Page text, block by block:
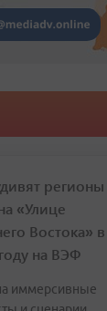
регионы
«Улице
Востока» в
на ВЭФ
иммерсивные